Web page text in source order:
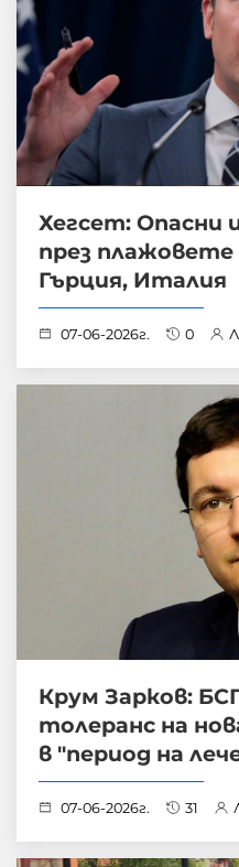
Хегсет: Опасни
през плажовете
Гърция, Италия
07-06-2026г. 0
Крум Зарков:
толеранс на
в "период на
07-06-2026г. 31